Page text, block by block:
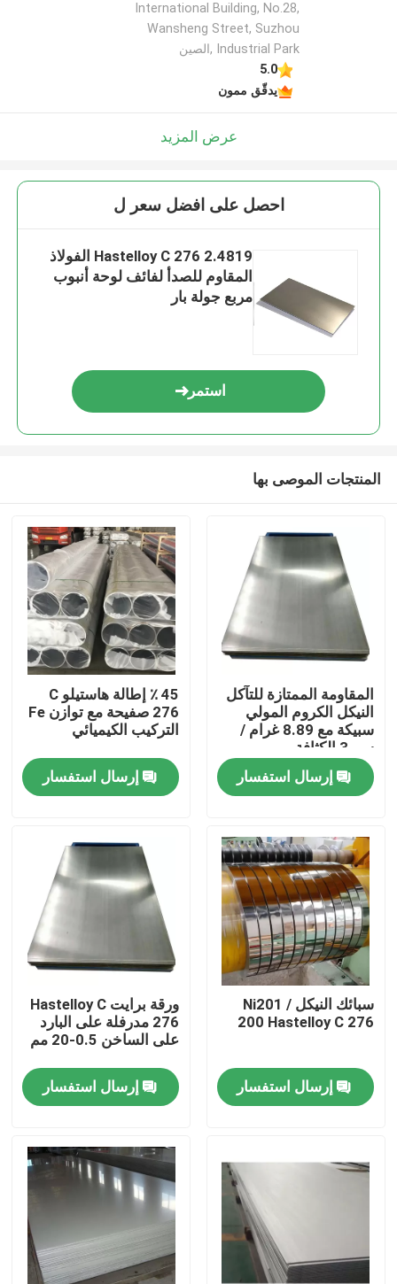
مسكن
معلومات عنا
جولة في المعمل
مراقبة الجودة
مادة Inconel 600
مادة Inconel 625
International Building, No.28,
Wansheng Street, Suzhou
Industrial Park ,الصين
5.0
يدقّق ممون
عرض المزيد
احصل على افضل سعر ل
2.4819 Hastelloy C 276 الفولاذ
المقاوم للصدأ لفائف لوحة أنبوب
مربع جولة بار
استمر
المنتجات الموصى بها
المقاومة الممتازة للتآكل
النيكل الكروم المولي
سبيكة مع 8.89 غرام /
سم 3 الكثافة
إرسال استفسار
45 ٪ إطالة هاستيلو C
276 صفيحة مع توازن Fe
التركيب الكيميائي
إرسال استفسار
سبائك النيكل Ni201 /
200 Hastelloy C 276
إرسال استفسار
ورقة برايت Hastelloy C
276 مدرفلة على البارد
على الساخن 0.5-20 مم
إرسال استفسار